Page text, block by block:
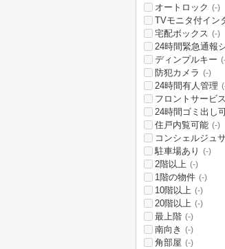
オートロック (-)
TVモニタ付イン
宅配ボックス (-)
24時間緊急通報
ディンプルキー
防犯カメラ (-)
24時間有人管理
フロントサービス
24時間ゴミ出し
住戸内覧可能 (-)
コンシェルジュ
駐車場あり (-)
2階以上 (-)
1階の物件 (-)
10階以上 (-)
20階以上 (-)
最上階 (-)
南向き (-)
角部屋 (-)